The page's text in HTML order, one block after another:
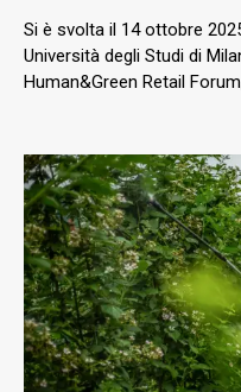
Si è svolta il 14 ottobre
Università degli Studi di
Human&Green Retail